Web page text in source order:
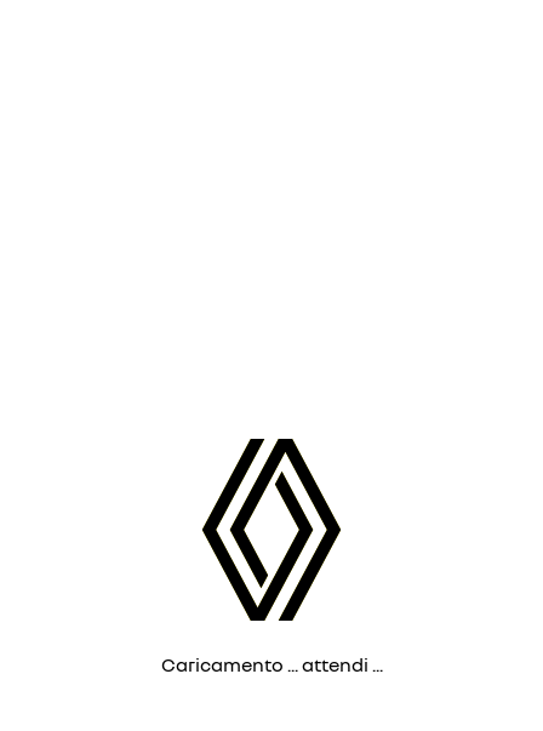
Caricamento ... attendi ...